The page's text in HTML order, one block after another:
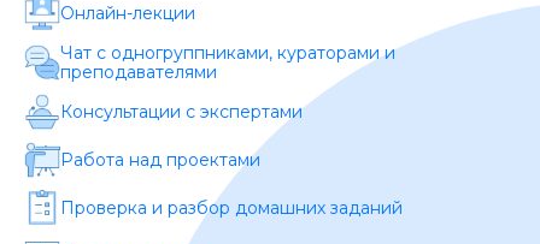
Онлайн-лекции
Чат с одногруппниками, кураторами и
преподавателями
Консультации с экспертами
Работа над проектами
Проверка и разбор домашних заданий